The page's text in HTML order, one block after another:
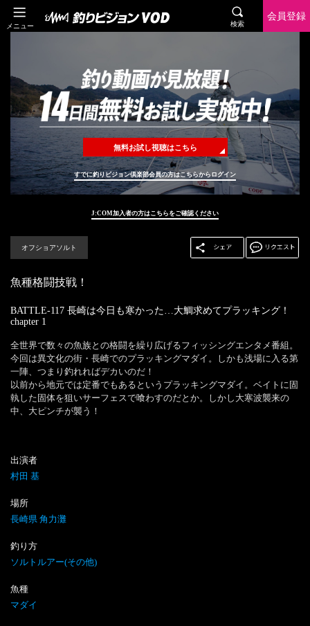
メニュー 検索
会員登録
無料お試し視聴はこちら
すでに釣りビジョン倶楽部会員の方はこちらからログイン
J:COM加入者の方はこちらをご確認ください
オフショアソルト
魚種格闘技戦！
BATTLE-117 長崎は今日も寒かった…大鯛求めてプラッキング！
chapter 1
全世界で数々の魚族との格闘を繰り広げるフィッシングエンタメ番組。
今回は異文化の街・長崎でのプラッキングマダイ。しかも浅場に入る第
一陣、つまり釣れればデカいのだ！
以前から地元では定番でもあるというプラッキングマダイ。ベイトに固
執した固体を狙いサーフェスで喰わすのだとか。しかし大寒波襲来の
中、大ピンチが襲う！
出演者
村田 基
場所
長崎県 角力灘
釣り方
ソルトルアー(その他)
魚種
マダイ